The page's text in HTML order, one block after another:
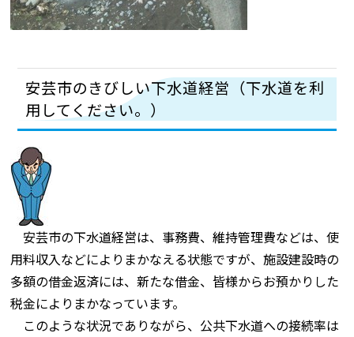
安芸市のきびしい下水道経営（下水道を利
用してください。）
安芸市の下水道経営は、事務費、維持管理費などは、使
用料収入などによりまかなえる状態ですが、施設建設時の
多額の借金返済には、新たな借金、皆様からお預かりした
税金によりまかなっています。
このような状況でありながら、公共下水道への接続率は